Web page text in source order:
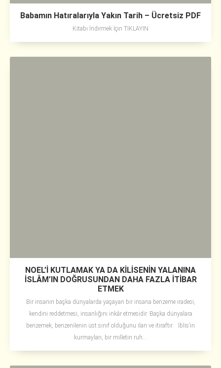
Babamın Hatıralarıyla Yakın Tarih – Ücretsiz PDF
Kitabı İndirmek İçin TIKLAYIN
NOEL’İ KUTLAMAK YA DA KİLİSENİN YALANINA
İSLÂM’IN DOĞRUSUNDAN DAHA FAZLA İTİBAR
ETMEK
Bir insanın başka dünyalarda yaşayan bir insana benzeme iradesi,
kendini reddetmesi, insanlığını inkâr etmesidir. Başka dünyalara
benzemek, benzenilenin üst sınıf olduğunu ilan ve itiraftır. İblis’in
kurmayları, bir milletin ruh...